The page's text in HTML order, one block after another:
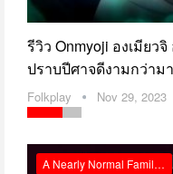
รีวิว Onmyoji องเมียว
ปราบปีศาจดีงามกว่าม
Folkplay Nov 29, 2023
A Nearly Normal Family Review (Netflix)